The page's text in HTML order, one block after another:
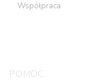
Współpraca
POMOC